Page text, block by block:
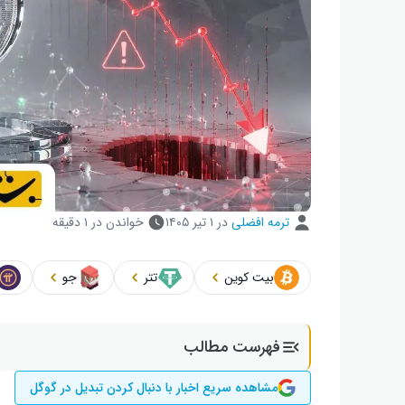
ترمه افضلیدر ۱ تیر ۱۴۰۵ خواندن در ۱ دقیقه
بیت کوین تتر جو
فهرست مطالب
مشاهده سریع اخبار با دنبال کردن تبدیل در گوگل